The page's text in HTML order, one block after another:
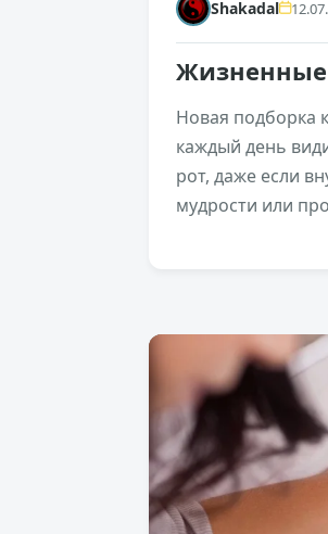
Shakadal
Новая подборка
каждый день
рот, даже если
мудрости или